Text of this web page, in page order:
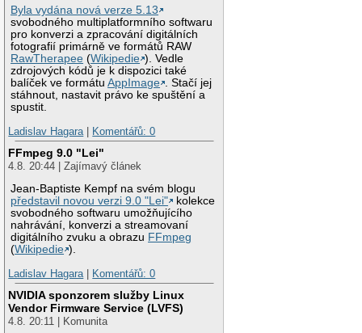
Byla vydána nová verze 5.13
svobodného multiplatformního softwaru
pro konverzi a zpracování digitálních
fotografií primárně ve formátů RAW
RawTherapee (Wikipedie ). Vedle
zdrojových kódů je k dispozici také
balíček ve formátuAppImage . Stačí jej
stáhnout, nastavit právo ke spuštění a
spustit.
Ladislav Hagara| Komentářů: 0
FFmpeg 9.0 "Lei"
4.8. 20:44 | Zajímavý článek
Jean-Baptiste Kempf na svém blogu
představil novou verzi 9.0 "Lei"
kolekce
svobodného softwaru umožňujícího
nahrávání, konverzi a streamovaní
digitálního zvuku a obrazu FFmpeg
(Wikipedie ).
Ladislav Hagara| Komentářů: 0
NVIDIA sponzorem služby Linux
Vendor Firmware Service (LVFS)
4.8. 20:11 | Komunita